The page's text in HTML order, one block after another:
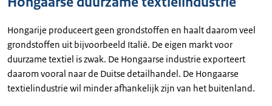
Hongarije produceert geen grondstoffen en haalt daarom veel
grondstoffen uit bijvoorbeeld Italië. De eigen markt voor
duurzame textiel is zwak. De Hongaarse industrie exporteert
daarom vooral naar de Duitse detailhandel. De Hongaarse
textielindustrie wil minder afhankelijk zijn van het buitenland.